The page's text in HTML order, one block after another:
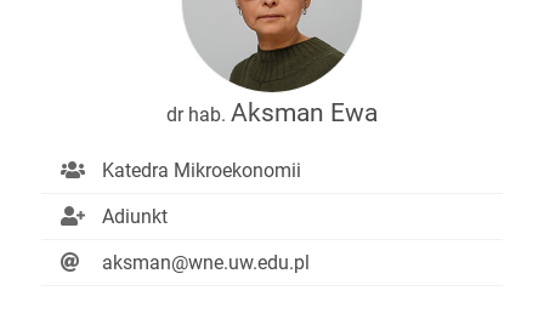
dr hab. Aksman Ewa
Katedra Mikroekonomii
Adiunkt
aksman@wne.uw.edu.pl